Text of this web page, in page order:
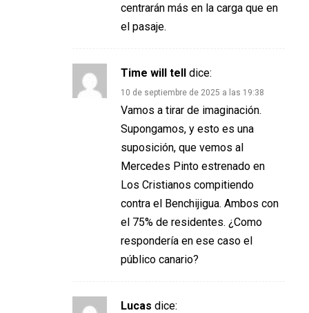
centrarán más en la carga que en
el pasaje.
Time will tell dice:
10 de septiembre de 2025 a las 19:38
Vamos a tirar de imaginación.
Supongamos, y esto es una
suposición, que vemos al
Mercedes Pinto estrenado en
Los Cristianos compitiendo
contra el Benchijigua. Ambos con
el 75% de residentes. ¿Como
respondería en ese caso el
público canario?
Lucas dice: